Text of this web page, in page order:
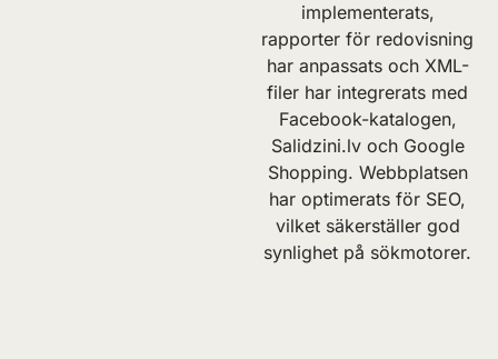
implementerats,
rapporter för redovisning
har anpassats och XML-
filer har integrerats med
Facebook-katalogen,
Salidzini.lv och Google
Shopping. Webbplatsen
har optimerats för SEO,
vilket säkerställer god
synlighet på sökmotorer.